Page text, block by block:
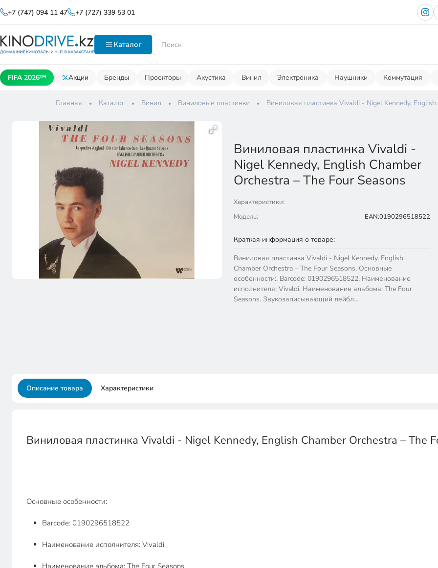
+7 (747) 094 11 47 +7 (727) 339 53 01
Каталог
FIFA 2026™ Акции Бренды Проекторы Акустика Винил Электроника Наушники Коммутация
Главная Каталог Винил Виниловые пластинки Виниловая пластинка Vivaldi - Nigel Kennedy,
Виниловая пластинка Vivaldi -
Nigel Kennedy, English Chamber
Orchestra – The Four Seasons
Характеристики:
Модель:
EAN:0190296518522
Краткая информация о товаре:
Виниловая пластинка Vivaldi - Nigel Kennedy, English
Chamber Orchestra – The Four Seasons. Основные
особенности:. Barcode: 0190296518522. Наименование
исполнителя: Vivaldi. Наименование альбома: The Four
Seasons. Звукозаписывающий лейбл…
Описание товара Характеристики
Виниловая пластинка Vivaldi - Nigel Kennedy, English Chamber Orchestra – The
Основные особенности:
Barcode: 0190296518522
Наименование исполнителя: Vivaldi
Наименование альбома: The Four Seasons